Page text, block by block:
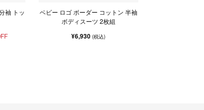
袖 トッ
ベビー ロゴ ボーダー コットン 半袖
ボディスーツ 2枚組
¥6,930(税込)